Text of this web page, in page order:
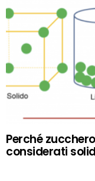
Perché
considerati